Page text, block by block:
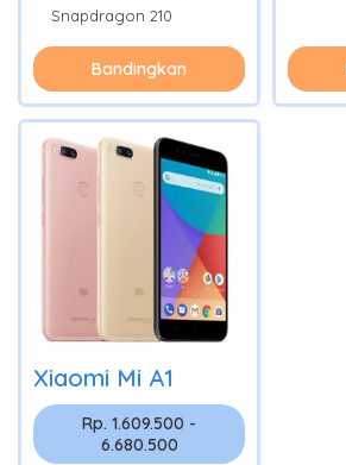
Snapdragon 210
Bandingkan
Xiaomi Mi A1
Rp. 1.609.500 -
6.680.500